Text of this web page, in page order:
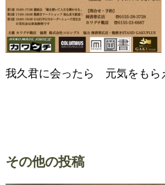
我久君に会ったら 元気をもら
その他の投稿